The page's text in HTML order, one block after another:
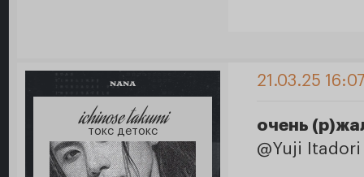
NANA
ichinose takumi
токс детокс
21.03.25
очень
@Yuji